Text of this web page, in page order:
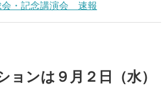
会・記念講演会 速報
ョンは９月２日（水）